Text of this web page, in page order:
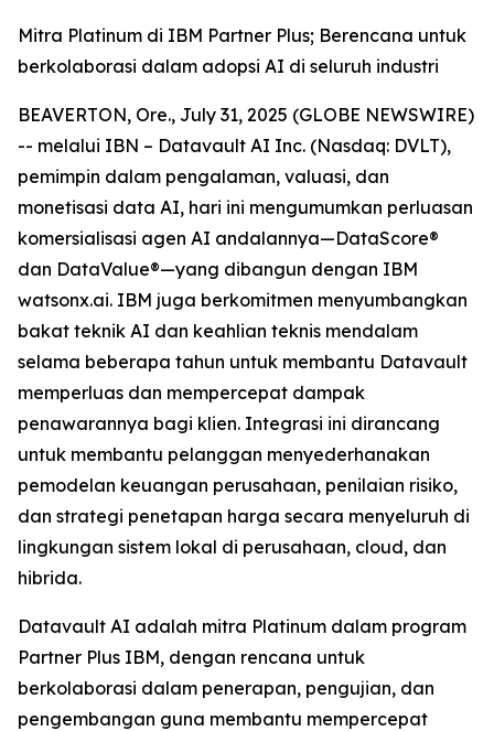
Mitra Platinum di IBM Partner Plus; Berencana untuk
berkolaborasi dalam adopsi AI di seluruh industri
BEAVERTON, Ore., July 31, 2025 (GLOBE NEWSWIRE)
-- melalui IBN – Datavault AI Inc. (Nasdaq: DVLT),
pemimpin dalam pengalaman, valuasi, dan
monetisasi data AI, hari ini mengumumkan perluasan
komersialisasi agen AI andalannya—DataScore®
dan DataValue®—yang dibangun dengan IBM
watsonx.ai. IBM juga berkomitmen menyumbangkan
bakat teknik AI dan keahlian teknis mendalam
selama beberapa tahun untuk membantu Datavault
memperluas dan mempercepat dampak
penawarannya bagi klien. Integrasi ini dirancang
untuk membantu pelanggan menyederhanakan
pemodelan keuangan perusahaan, penilaian risiko,
dan strategi penetapan harga secara menyeluruh di
lingkungan sistem lokal di perusahaan, cloud, dan
hibrida.
Datavault AI adalah mitra Platinum dalam program
Partner Plus IBM, dengan rencana untuk
berkolaborasi dalam penerapan, pengujian, dan
pengembangan guna membantu mempercepat